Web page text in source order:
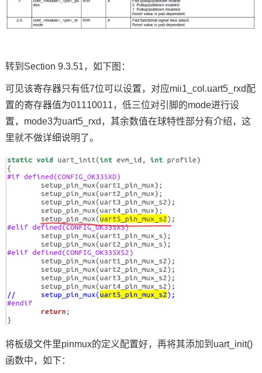
转到Section 9.3.51，如下图：
可见该寄存器只有低7位可以设置，对应mii1_col.uart5_rxd配
置的寄存器值为01110011，低三位对引脚的mode进行设
置，mode3为uart5_rxd，其余数值在球特性部分有介绍，这
里就不做详细说明了。
将板级文件里pinmux的定义配置好，再将其添加到uart_init()
函数中，如下：